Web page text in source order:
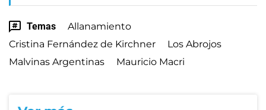
Temas
Allanamiento
Cristina Fernández de Kirchner
Los Abrojos
Malvinas Argentinas
Mauricio Macri